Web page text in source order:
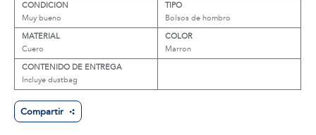
CONDICION
Muy bueno
TIPO
Bolsos de hombro
MATERIAL
Cuero
COLOR
Marron
CONTENIDO DE ENTREGA
Incluye dustbag
Compartir